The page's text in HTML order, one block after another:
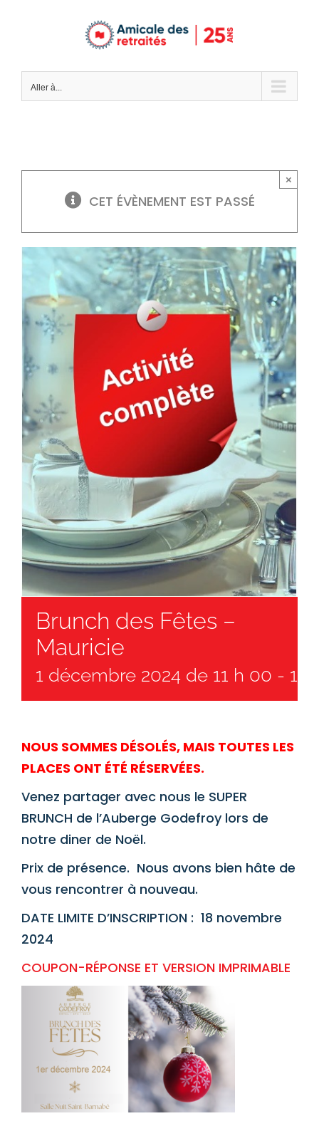
Aller à...
CET ÉVÈNEMENT EST PASSÉ
×
Brunch des Fêtes –
Mauricie
1 décembre 2024 de 11 h 00 - 15
NOUS SOMMES DÉSOLÉS, MAIS TOUTES LES
PLACES ONT ÉTÉ RÉSERVÉES.
Venez partager avec nous le SUPER
BRUNCH de l’Auberge Godefroy lors de
notre diner de Noël.
Prix de présence. Nous avons bien hâte de
vous rencontrer à nouveau.
DATE LIMITE D’INSCRIPTION : 18 novembre
2024
COUPON-RÉPONSE ET VERSION IMPRIMABLE